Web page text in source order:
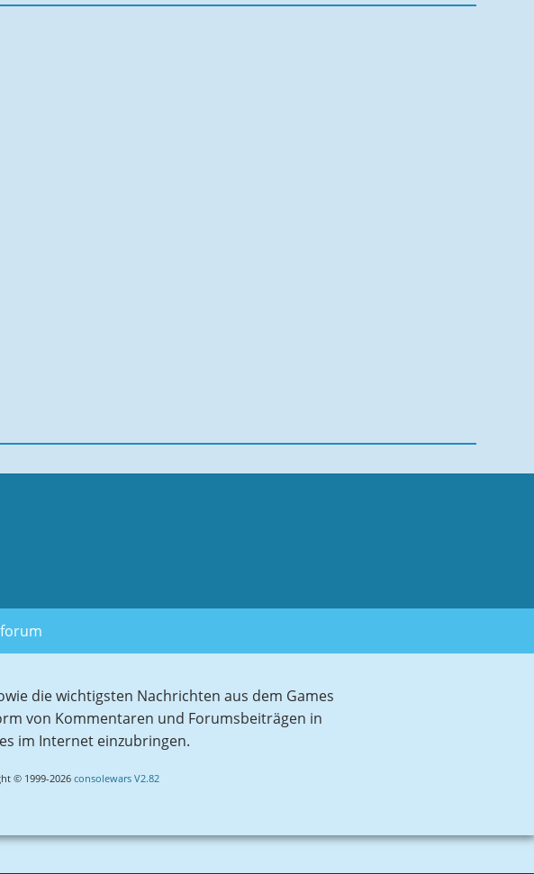
forum
die wichtigsten Nachrichten aus dem Games
von Kommentaren und Forumsbeiträgen in
im Internet einzubringen.
© 1999-2026 consolewars V2.82